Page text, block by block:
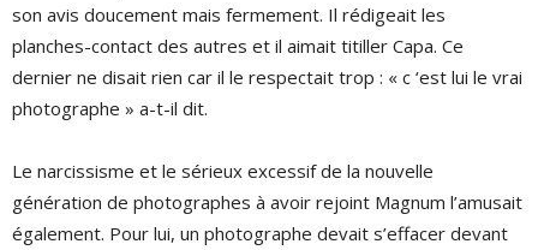
son avis doucement mais fermement. Il rédigeait les
planches-contact des autres et il aimait titiller Capa. Ce
dernier ne disait rien car il le respectait trop : « c ‘est lui le vrai
photographe » a-t-il dit.
Le narcissisme et le sérieux excessif de la nouvelle
génération de photographes à avoir rejoint Magnum l’amusait
également. Pour lui, un photographe devait s’effacer devant